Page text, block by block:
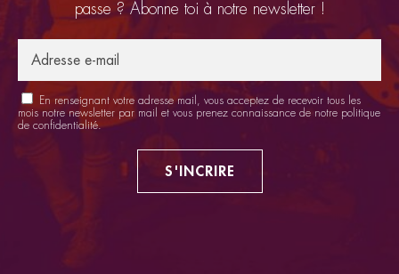
passe ? Abonne toi à notre newsletter !
En renseignant votre adresse mail, vous acceptez de recevoir tous les
mois notre newsletter par mail et vous prenez connaissance de notre politique
de confidentialité.
S'INCRIRE